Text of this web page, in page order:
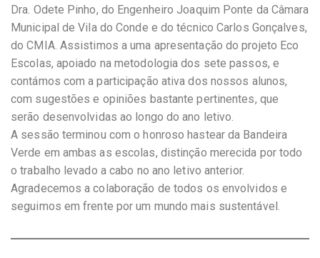
Dra. Odete Pinho, do Engenheiro Joaquim Ponte da Câmara
Municipal de Vila do Conde e do técnico Carlos Gonçalves,
do CMIA. Assistimos a uma apresentação do projeto Eco
Escolas, apoiado na metodologia dos sete passos, e
contámos com a participação ativa dos nossos alunos,
com sugestões e opiniões bastante pertinentes, que
serão desenvolvidas ao longo do ano letivo.
A sessão terminou com o honroso hastear da Bandeira
Verde em ambas as escolas, distinção merecida por todo
o trabalho levado a cabo no ano letivo anterior.
Agradecemos a colaboração de todos os envolvidos e
seguimos em frente por um mundo mais sustentável.